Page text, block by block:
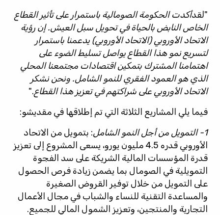
"لقدأكدت الحكومة الصومالية باستمرار على تأثير القطاع
الخاص النابض بالحياة في تحويل سبل العيش. إن رؤية
الاتحاد الأوروبي (الاتحاد الأوروبي) يدعمنا باستمرار
لتسريع نمو هذا القطاع يواصل تسليط الضوء على
اهتمامنا المشترك بتمكين اقتصادات مجتمعنا المحلي
الذي هو العمود الفقري للنمو الشامل. ونحن نشكر
الاتحاد الأوروبي على شراكتهم في تعزيز هذا القطاع."
فيما يلي المشاريع الثلاثة التي تم إطلاقها في مقديشو:
1- التمويل من أجل النمو الشامل
: بتمويل من الاتحاد
الأوروبي قدره 4.5 مليون يورو، يسعى المشروع إلى تعزيز
قدرة المؤسسات المالية الشريكة على سد الفجوة
التمويلية في الصومال بما يضمن زيادة فرص الحصول
على التمويل من خلال توفير القروض الصغيرة
والمساعدة التقنية للنساء والشباب في مجال الأعمال
التجارية والمنتجين، وتعزيز الشمول المالي للجميع.